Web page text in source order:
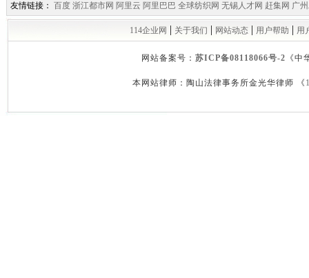
友情链接： 百度 浙江都市网 阿里云 阿里巴巴 全球纺织网 无锡人才网 赶集网 广
114企业网 | 关于我们 | 网站动态 | 用户帮助 | 用
网站备案号： 苏ICP备08118066号-2 《
本网站律师：陶山法律事务所金光华律师 《